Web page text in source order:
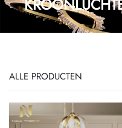
ALLE PRODUCTEN